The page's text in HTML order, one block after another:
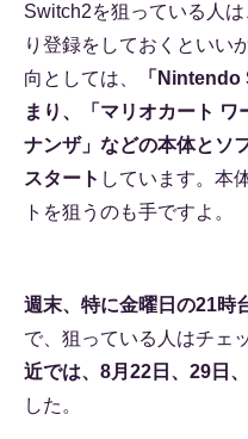
Switch2を狙っている人
り登録をしておくといい
向としては、
「
まり、「マリオカート
ナンザ」などの本体とソ
スタート しています。本
トを狙うのも手ですよ。
週末、特に金曜日の21時
で、狙っている人はチェ
近では、8月22日、29日
した。